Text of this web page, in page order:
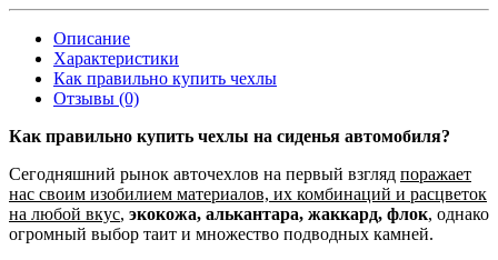
Описание
Характеристики
Как правильно купить чехлы
Отзывы (0)
Как правильно купить чехлы на сиденья автомобиля?
Сегодняшний рынок авточехлов на первый взгляд поражает
нас своим изобилием материалов, их комбинаций и расцветок
на любой вкус, экокожа, алькантара, жаккард, флок, однако
огромный выбор таит и множество подводных камней.